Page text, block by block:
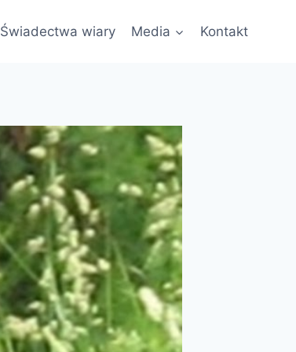
Świadectwa wiary Media Kontakt